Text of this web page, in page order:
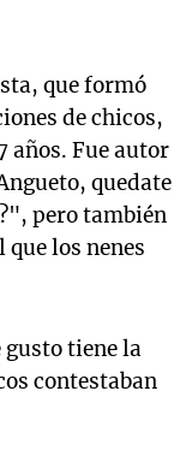
que formó
de chicos,
años. Fue autor
quedate
pero también
los nenes
gusto tiene la
contestaban